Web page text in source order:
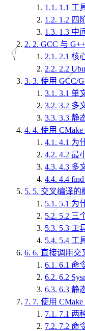
1.1. 1.1 工
1.2. 1.2 四
1.3. 1.3 中
2. 2. GCC 与
2.1. 2.1 核
2.2. 2.2
3. 3. 使用 GCC/
3.1. 3.1 单
3.2. 3.2 多
3.3. 3.3 静
4. 4. 使用
4.1. 4.1 为
4.2. 4.2 最
4.3. 4.3 多
4.4. 4.4
5. 5. 交叉编译的
5.1. 5.1 为
5.2. 5.2 三
5.3. 5.3 工
5.4. 5.4 工
6. 6. 直接调用交
6.1. 6.1 命
6.2. 6.2
6.3. 6.3 静
7. 7. 使用
7.1. 7.1 两
7.2. 7.2 命